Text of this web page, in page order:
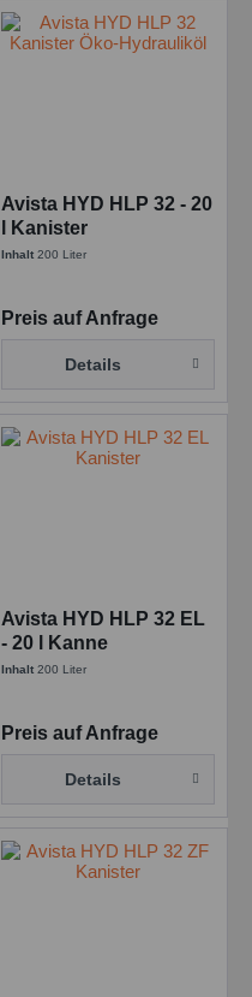
Avista HYD HLP 32 - 20
l Kanister
Inhalt200 Liter
Preis auf Anfrage
Details
Avista HYD HLP 32 EL
- 20 l Kanne
Inhalt200 Liter
Preis auf Anfrage
Details